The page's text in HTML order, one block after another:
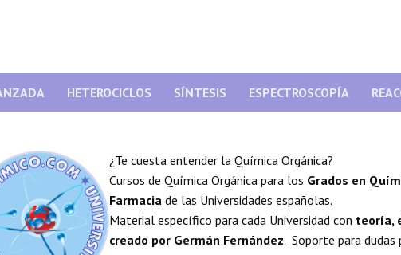
HETEROCICLOS SÍNTESIS ESPECTROSCOPÍA
¿Te cuesta entender la Química Orgánica?
Cursos de Química Orgánica para los Grados en
Farmacia de las Universidades españolas.
Material específico para cada Universidad con teoría,
creado por Germán Fernández. Soporte para dudas